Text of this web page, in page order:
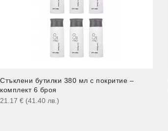
Стъклени бутилки 380 мл с покритие –
комплект 6 броя
21.17 € (41.40 лв.)